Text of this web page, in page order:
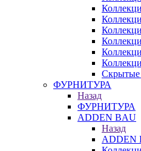
Скрытые
ФУРНИТУРА
Назад
ФУРНИТУРА
ADDEN BAU
Назад
ADDEN